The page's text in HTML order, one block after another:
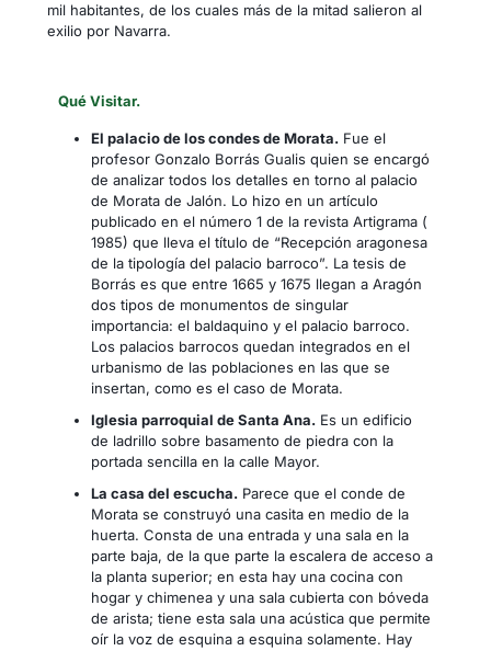
mil habitantes, de los cuales más de la mitad salieron al
exilio por Navarra.
Qué Visitar.
El palacio de los condes de Morata. Fue el
profesor Gonzalo Borrás Gualis quien se encargó
de analizar todos los detalles en torno al palacio
de Morata de Jalón. Lo hizo en un artículo
publicado en el número 1 de la revista Artigrama (
1985) que lleva el título de “Recepción aragonesa
de la tipología del palacio barroco”. La tesis de
Borrás es que entre 1665 y 1675 llegan a Aragón
dos tipos de monumentos de singular
importancia: el baldaquino y el palacio barroco.
Los palacios barrocos quedan integrados en el
urbanismo de las poblaciones en las que se
insertan, como es el caso de Morata.
Iglesia parroquial de Santa Ana. Es un edificio
de ladrillo sobre basamento de piedra con la
portada sencilla en la calle Mayor.
La casa del escucha. Parece que el conde de
Morata se construyó una casita en medio de la
huerta. Consta de una entrada y una sala en la
parte baja, de la que parte la escalera de acceso a
la planta superior; en esta hay una cocina con
hogar y chimenea y una sala cubierta con bóveda
de arista; tiene esta sala una acústica que permite
oír la voz de esquina a esquina solamente. Hay